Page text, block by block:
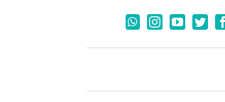
Facebook
Twitter
YouTube
Instagram
WhatsApp